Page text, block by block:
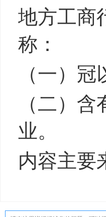
地方工商
称：
（一）
（二）
业。
内容主要